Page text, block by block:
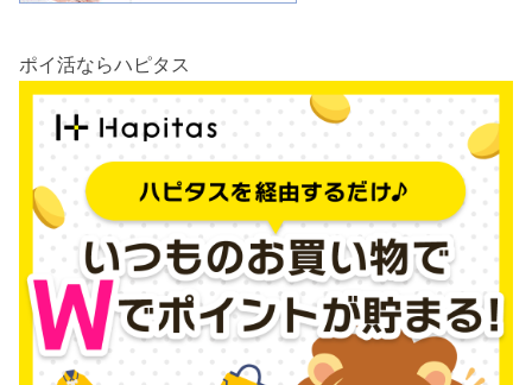
ポイ活ならハピタス